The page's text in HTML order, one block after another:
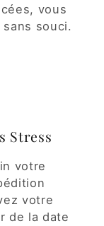
vous
souci.
Stress
votre
votre
de la date